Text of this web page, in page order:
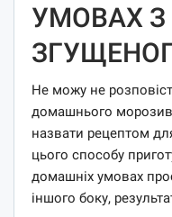
УМОВАХ З
Не можу не
домашнього
назвати рецептом
цього способу
домашніх умовах
іншого боку,